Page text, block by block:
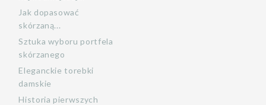
Jak dopasować
skórzaną...
Sztuka wyboru portfela
skórzanego
Eleganckie torebki
damskie
Historia pierwszych